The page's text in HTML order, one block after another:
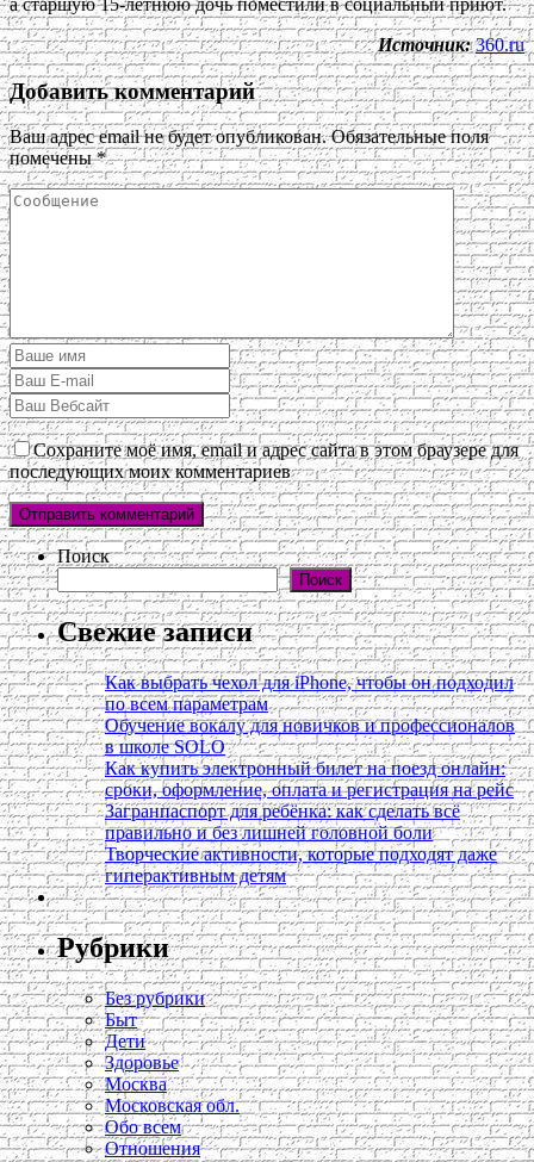
Источник: 360.ru
Добавить комментарий
Ваш адрес email не будет опубликован. Обязательные поля
помечены*
Сохраните моё имя, email и адрес сайта в этом браузере для
последующих моих комментариев
Поиск
Поиск
Свежие записи
Как выбрать чехол для iPhone, чтобы он подходил
по всем параметрам
Обучение вокалу для новичков и профессионалов
в школе SOLO
Как купить электронный билет на поезд онлайн:
сроки, оформление, оплата и регистрация на рейс
Загранпаспорт для ребёнка: как сделать всё
правильно и без лишней головной боли
Творческие активности, которые подходят даже
гиперактивным детям
Рубрики
Без рубрики
Быт
Дети
Здоровье
Москва
Московская обл.
Обо всем
Отношения